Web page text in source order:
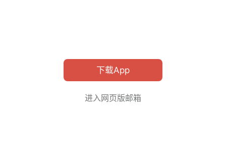
下载App
进入网页版邮箱